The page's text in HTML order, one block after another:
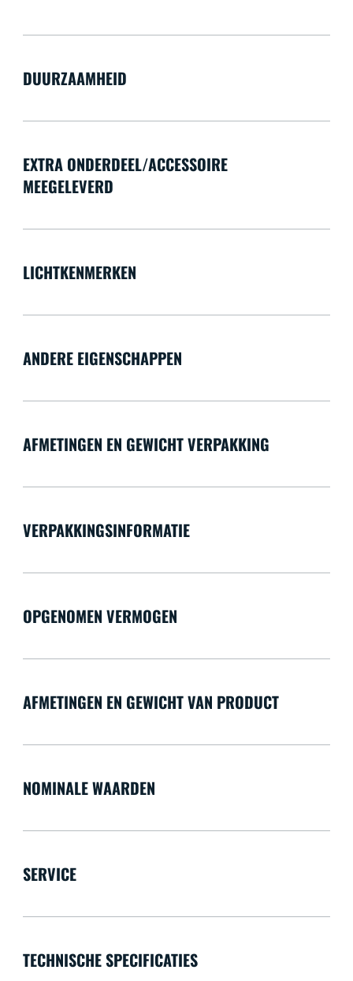
DUURZAAMHEID
EXTRA ONDERDEEL/ACCESSOIRE
MEEGELEVERD
LICHTKENMERKEN
ANDERE EIGENSCHAPPEN
AFMETINGEN EN GEWICHT VERPAKKING
VERPAKKINGSINFORMATIE
OPGENOMEN VERMOGEN
AFMETINGEN EN GEWICHT VAN PRODUCT
NOMINALE WAARDEN
SERVICE
TECHNISCHE SPECIFICATIES